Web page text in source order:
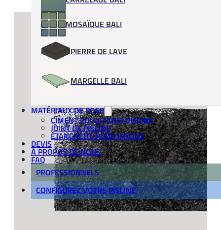
MOSAÏQUE BALI
PIERRE DE LAVE
MARGELLE BALI
MATÉRIAUX DE POSE
CIMENT COLLE POUR PISCINE
JOINT DE PISCINE
ÉTANCHÉITÉ POUR PISCINE
DEVIS
À PROPOS DE NOUS
FAQ
PROFESSIONNELS
CONFIGUREZ VOTRE PISCINE